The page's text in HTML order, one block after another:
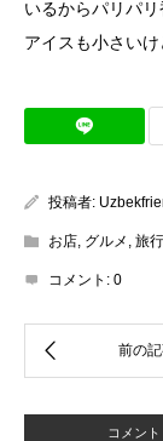
いるからパリパリ
アイスも小さい
投稿者:
お店 グルメ 旅行
コメント: 0
コメン